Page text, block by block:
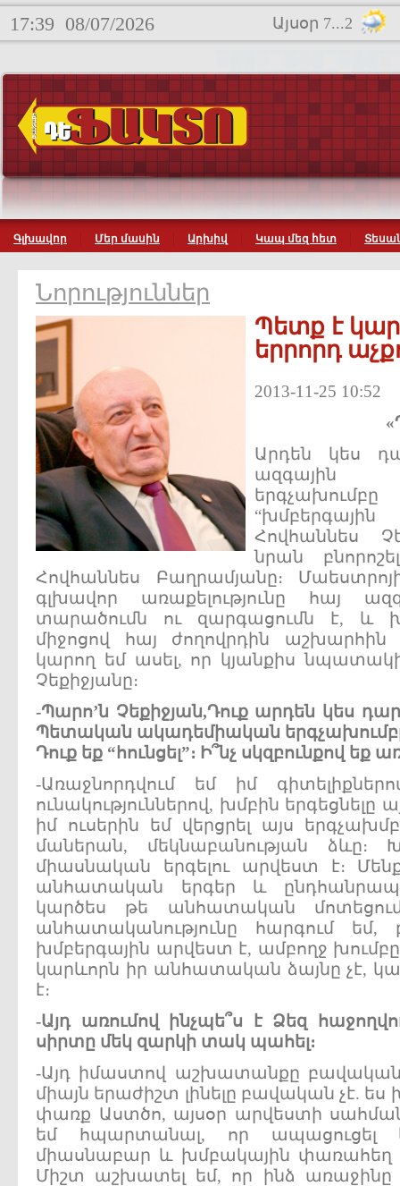
17:39 08/07/2026 Այսօր 7...2
Գլխավոր Մեր մասին Արխիվ Կապ մեզ հետ
Նորություններ
Պետք է
երրորդ
2013-11-25 10:52
«
Արդեն կես
ազգային
Հովհաննես
նրան
Հովհաննես Բաղրամյանը։
գլխավոր առաքելությունը հայ
տարածումն ու զարգացումն է, և
միջոցով հայ ժողովրդին աշխարհին
կարող եմ ասել, որ կյանքիս
Չեքիջյանը։
-Պարո’ն Չեքիջյան,Դուք արդեն կես
Պետական ակադեմիական երգչախումբը
Դուք եք “հունցել”։ Ի՞նչ սկզբունքով եք
-Առաջնորդվում եմ իմ
ունակություններով, խմբին երգեցնելը
իմ ուսերին եմ վերցրել այս
մաներան, մեկնաբանության ձևը։
միասնական երգելու արվեստ է։
անհատական երգեր և
կարծես թե անհատական մոտեցում
անհատականությունը հարգում
խմբերգային արվեստ է, ամբողջ
կարևորն իր անհատական ձայնը չէ,
է։
-Այդ առումով ինչպե՞ս է Ձեզ
սիրտը մեկ զարկի տակ պահել։
-Այդ իմաստով աշխատանքը
միայն երաժիշտ լինելը բավական չէ.
փառք Աստծո, այսօր արվեստի
եմ հպարտանալ, որ ապացուցել
միասնաբար և խմբակային փառահեղ
Միշտ աշխատել եմ, որ ինձ առաջինը